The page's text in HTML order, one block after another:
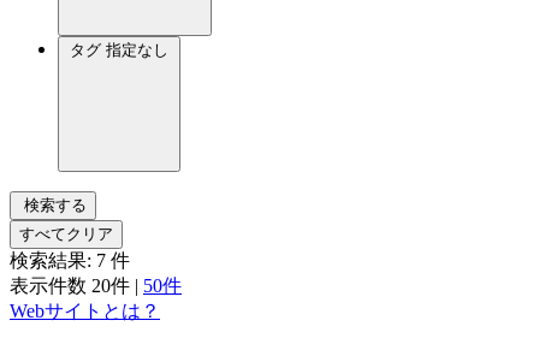
タグ 指定なし
検索する
すべてクリア
検索結果: 7 件
表示件数 20件 | 50件
Webサイトとは？